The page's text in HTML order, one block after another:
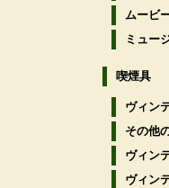
ムービ
ミュー
喫煙具
ヴィン
その他
ヴィン
ヴィン